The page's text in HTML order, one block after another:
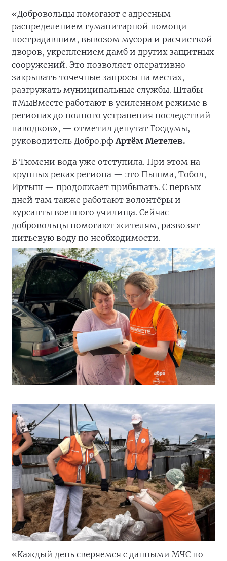
«Добровольцы помогают с адресным
распределением гуманитарной помощи
пострадавшим, вывозом мусора и расчисткой
дворов, укреплением дамб и других защитных
сооружений. Это позволяет оперативно
закрывать точечные запросы на местах,
разгружать муниципальные службы. Штабы
#МыВместе работают в усиленном режиме в
регионах до полного устранения последствий
паводков», — отметил депутат Госдумы,
руководитель Добро.рфАртём Метелев.
В Тюмени вода уже отступила. При этом на
крупных реках региона — это Пышма, Тобол,
Иртыш — продолжает прибывать. С первых
дней там также работают волонтёры и
курсанты военного училища. Сейчас
добровольцы помогают жителям, развозят
питьевую воду по необходимости.
«Каждый день сверяемся с данными МЧС по